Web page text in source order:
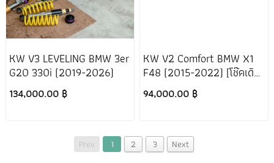
KW V3 LEVELING BMW 3er
G20 330i (2019-2026)
134,000.00 ฿
KW V2 Comfort BMW X1
F48 (2015-2022) [โช๊คเดิม
ไม่เป็นไฟฟ้า]
94,000.00 ฿
Prev 1 2 3 Next